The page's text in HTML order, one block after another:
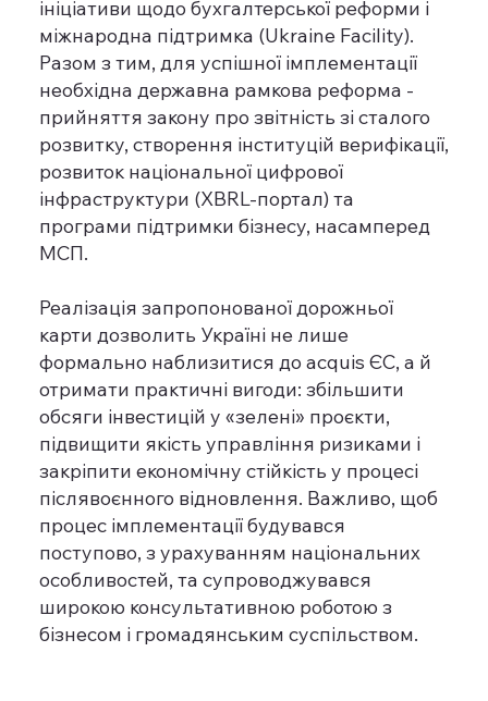
ініціативи щодо бухгалтерської реформи і
міжнародна підтримка (Ukraine Facility).
Разом з тим, для успішної імплементації
необхідна державна рамкова реформа -
прийняття закону про звітність зі сталого
розвитку, створення інституцій верифікації,
розвиток національної цифрової
інфраструктури (XBRL-портал) та
програми підтримки бізнесу, насамперед
МСП.
Реалізація запропонованої дорожньої
карти дозволить Україні не лише
формально наблизитися до acquis ЄС, а й
отримати практичні вигоди: збільшити
обсяги інвестицій у «зелені» проєкти,
підвищити якість управління ризиками і
закріпити економічну стійкість у процесі
післявоєнного відновлення. Важливо, щоб
процес імплементації будувався
поступово, з урахуванням національних
особливостей, та супроводжувався
широкою консультативною роботою з
бізнесом і громадянським суспільством.